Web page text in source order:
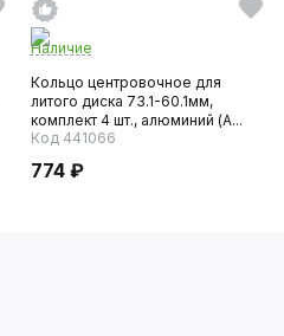
Наличие
Кольцо центровочное для
литого диска 73.1-60.1мм,
комплект 4 шт., алюминий (A...
Код 441066
774 ₽